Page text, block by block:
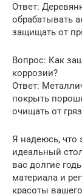
Ответ:
обрабатывать
защищать от
Вопрос: Как
коррозии?
Ответ:
покрыть
очищать от
Я надеюсь, что
идеальный
вас долгие
материала и
красоты